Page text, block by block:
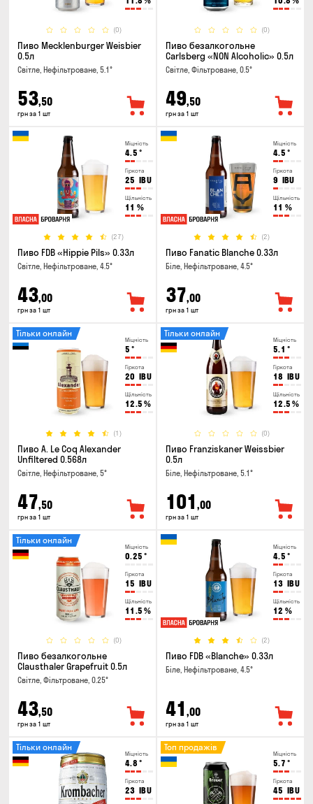
(0)
Пиво Mecklenburger Weisbier
0.5л
Світле, Нефільтроване, 5.1°
53,50
грн за 1 шт
(0)
Пиво безалкогольне
Carlsberg «NON Alcoholic» 0.5л
Світле, Фільтроване, 0.5°
49,50
грн за 1 шт
Міцність
4.5 °
Гіркота
25 IBU
Щільність
11 %
(27)
Пиво FDB «Hippie Pils» 0.33л
Світле, Нефільтроване, 4.5°
43,00
грн за 1 шт
Міцність
4.5 °
Гіркота
9 IBU
Щільність
11 %
(2)
Пиво Fanatic Blanche 0.33л
Біле, Нефільтроване, 4.5°
37,00
грн за 1 шт
Міцність
5 °
Гіркота
20 IBU
Щільність
12.5 %
(1)
Тільки онлайн
Пиво A. Le Coq Alexander
Unfiltered 0.568л
Світле, Нефільтроване, 5°
47,50
грн за 1 шт
Міцність
5.1 °
Гіркота
18 IBU
Щільність
12.5 %
(0)
Тільки онлайн
Пиво Franziskaner Weissbier
0.5л
Біле, Нефільтроване, 5.1°
101 ,00
грн за 1 шт
Міцність
0.25 °
Гіркота
15 IBU
Щільність
11.5 %
(0)
Тільки онлайн
Пиво безалкогольне
Clausthaler Grapefruit 0.5л
Світле, Фільтроване, 0.25°
43,50
грн за 1 шт
Міцність
4.5 °
Гіркота
13 IBU
Щільність
12 %
(2)
Пиво FDB «Blanche» 0.33л
Біле, Нефільтроване, 4.5°
41 ,00
грн за 1 шт
Міцність
4.8 °
Гіркота
23 IBU
Тільки онлайн
Міцність
5.7 °
Гіркота
45 IBU
Топ продажів